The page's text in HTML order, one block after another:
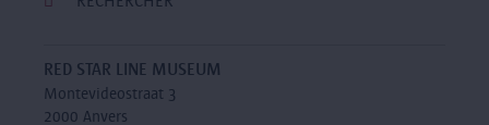
RED STAR LINE MUSEUM
Montevideostraat 3
2000 Anvers